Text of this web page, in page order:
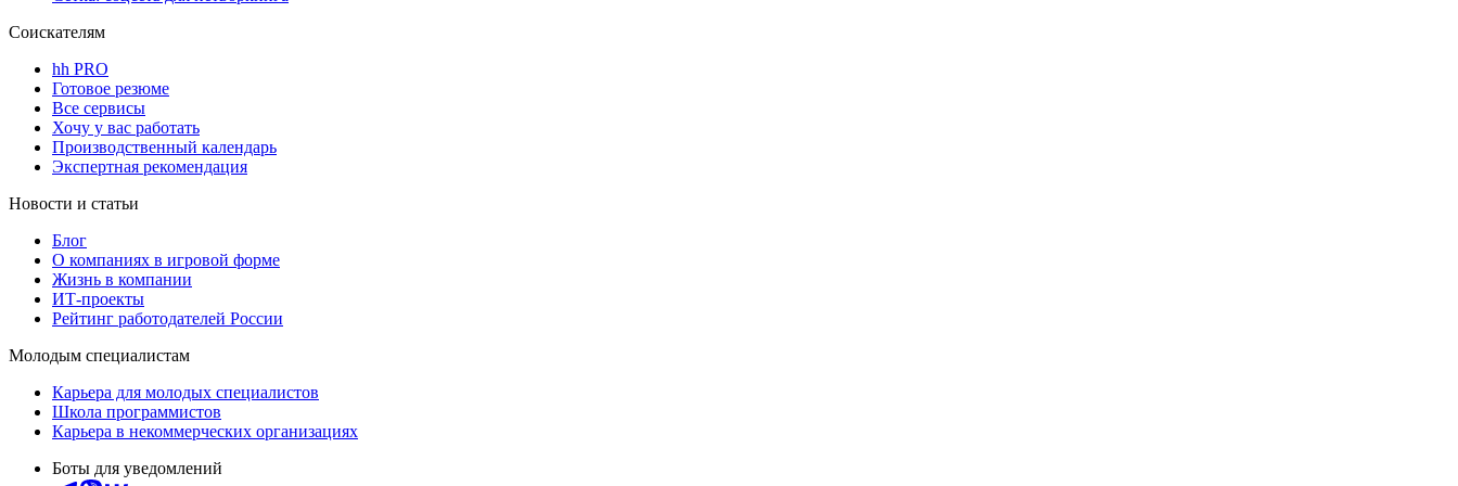
Соискателям
hh PRO
Готовое резюме
Все сервисы
Хочу у вас работать
Производственный календарь
Экспертная рекомендация
Новости и статьи
Блог
О компаниях в игровой форме
Жизнь в компании
ИТ-проекты
Рейтинг работодателей России
Молодым специалистам
Карьера для молодых специалистов
Школа программистов
Карьера в некоммерческих организациях
Боты для уведомлений